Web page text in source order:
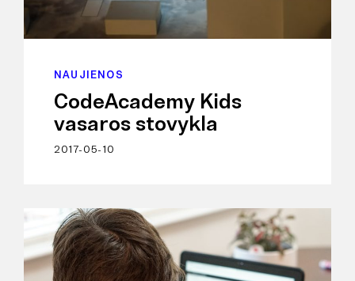
NAUJIENOS
CodeAcademy Kids
vasaros stovykla
2017-05-10